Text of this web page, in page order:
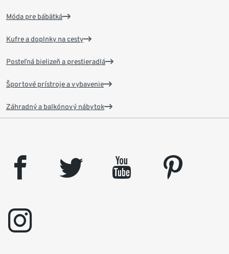
Móda pre bábätká
Kufre a doplnky na cesty
Posteľná bielizeň a prestieradlá
Športové prístroje a vybavenie
Záhradný a balkónový nábytok
facebook twitter youtube
pinterest
instagram